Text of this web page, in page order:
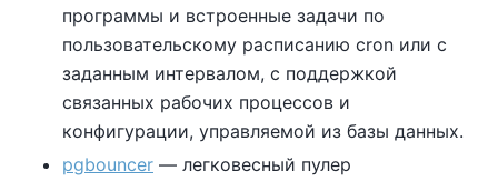
программы и встроенные задачи по
пользовательскому расписанию cron или с
заданным интервалом, с поддержкой
связанных рабочих процессов и
конфигурации, управляемой из базы данных.
pgbouncer — легковесный пулер